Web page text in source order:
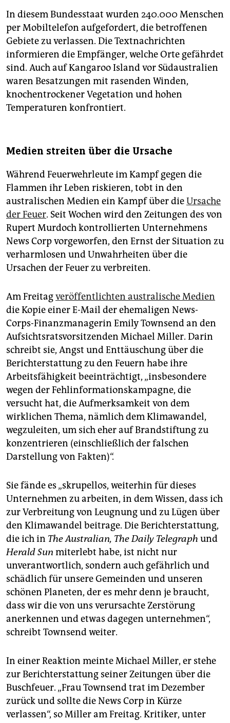
In diesem Bundesstaat wurden 240.000 Menschen
per Mobiltelefon aufgefordert, die betroffenen
Gebiete zu verlassen. Die Textnachrichten
informieren die Empfänger, welche Orte gefährdet
sind. Auch auf Kangaroo Island vor Südaustralien
waren Besatzungen mit rasenden Winden,
knochentrockener Vegetation und hohen
Temperaturen konfrontiert.
Medien streiten über die Ursache
Während Feuerwehrleute im Kampf gegen die
Flammen ihr Leben riskieren, tobt in den
australischen Medien ein Kampf über dieUrsache
der Feuer. Seit Wochen wird den Zeitungen des von
Rupert Murdoch kontrollierten Unternehmens
News Corp vorgeworfen, den Ernst der Situation zu
verharmlosen und Unwahrheiten über die
Ursachen der Feuer zu verbreiten.
Am Freitagveröffentlichten australische Medien
die Kopie einer E-Mail der ehemaligen News-
Corps-Finanzmanagerin Emily Townsend an den
Aufsichtsratsvorsitzenden Michael Miller. Darin
schreibt sie, Angst und Enttäuschung über die
Berichterstattung zu den Feuern habe ihre
Arbeitsfähigkeit beeinträchtigt, „insbesondere
wegen der Fehlinformationskampagne, die
versucht hat, die Aufmerksamkeit von dem
wirklichen Thema, nämlich dem Klimawandel,
wegzuleiten, um sich eher auf Brandstiftung zu
konzentrieren (einschließlich der falschen
Darstellung von Fakten)“.
Sie fände es „skrupellos, weiterhin für dieses
Unternehmen zu arbeiten, in dem Wissen, dass ich
zur Verbreitung von Leugnung und zu Lügen über
den Klimawandel beitrage. Die Berichterstattung,
die ich in The Australian, The Daily Telegraph und
Herald Sun miterlebt habe, ist nicht nur
unverantwortlich, sondern auch gefährlich und
schädlich für unsere Gemeinden und unseren
schönen Planeten, der es mehr denn je braucht,
dass wir die von uns verursachte Zerstörung
anerkennen und etwas dagegen unternehmen“,
schreibt Townsend weiter.
In einer Reaktion meinte Michael Miller, er stehe
zur Berichterstattung seiner Zeitungen über die
Buschfeuer. „Frau Townsend trat im Dezember
zurück und sollte die News Corp in Kürze
verlassen“, so Miller am Freitag. Kritiker, unter